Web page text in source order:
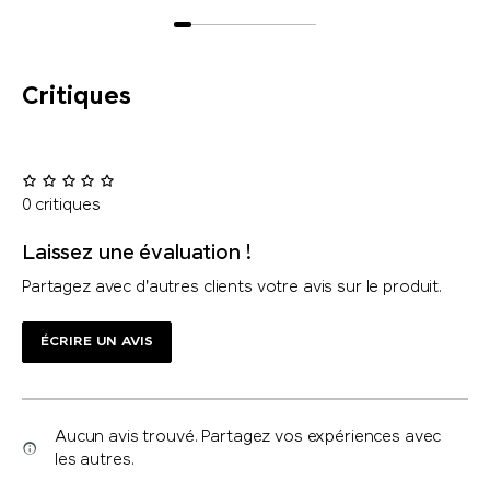
Critiques
0 critiques
Laissez une évaluation !
Partagez avec d'autres clients votre avis sur le produit.
ÉCRIRE UN AVIS
Aucun avis trouvé. Partagez vos expériences avec
les autres.